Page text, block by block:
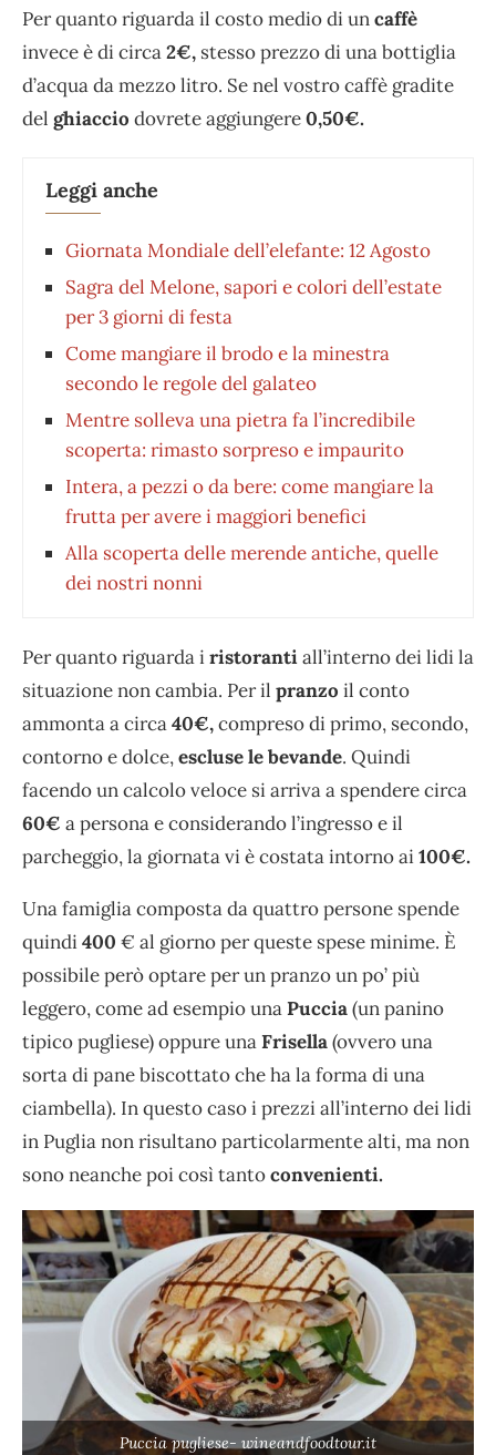
Per quanto riguarda il costo medio di uncaffè
invece è di circa2€, stesso prezzo di una bottiglia
d’acqua da mezzo litro. Se nel vostro caffè gradite
del ghiaccio dovrete aggiungere0,50€.
Leggi anche
Giornata Mondiale dell’elefante: 12 Agosto
Sagra del Melone, sapori e colori dell’estate
per 3 giorni di festa
Come mangiare il brodo e la minestra
secondo le regole del galateo
Mentre solleva una pietra fa l’incredibile
scoperta: rimasto sorpreso e impaurito
Intera, a pezzi o da bere: come mangiare la
frutta per avere i maggiori benefici
Alla scoperta delle merende antiche, quelle
dei nostri nonni
Per quanto riguarda iristorantiall’interno dei lidi la
situazione non cambia. Per il pranzo il conto
ammonta a circa40€,compreso di primo, secondo,
contorno e dolce,escluse le bevande. Quindi
facendo un calcolo veloce si arriva a spendere circa
60€ a persona e considerando l’ingresso e il
parcheggio, la giornata vi è costata intorno ai100€.
Una famiglia composta da quattro persone spende
quindi400 € al giorno per queste spese minime. È
possibile però optare per un pranzo un po’ più
leggero, come ad esempio unaPuccia(un panino
tipico pugliese) oppure unaFrisella(ovvero una
sorta di pane biscottato che ha la forma di una
ciambella). In questo caso i prezzi all’interno dei lidi
in Puglia non risultano particolarmente alti, ma non
sono neanche poi così tantoconvenienti.
Puccia pugliese- wineandfoodtour.it